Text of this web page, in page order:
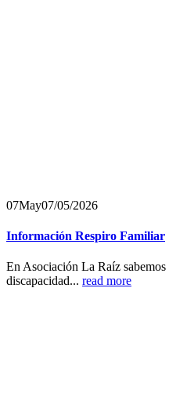
07May07/05/2026
Información Respiro Familiar
En Asociación La Raíz
discapacidad... read more